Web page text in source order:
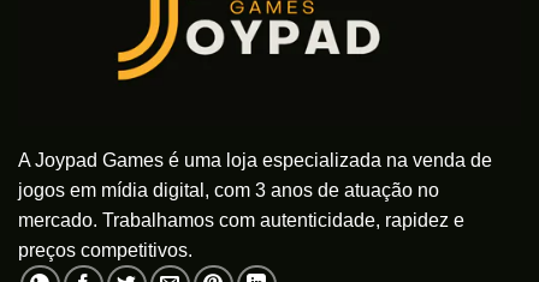
A Joypad Games é uma loja especializada na venda de
jogos em mídia digital, com 3 anos de atuação no
mercado. Trabalhamos com autenticidade, rapidez e
preços competitivos.